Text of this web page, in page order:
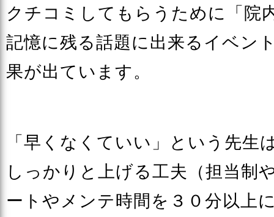
クチコミしてもらうために「院
記憶に残る話題に出来るイベン
果が出ています。
「早くなくていい」という先生
しっかりと上げる工夫（担当制
ートやメンテ時間を３０分以上